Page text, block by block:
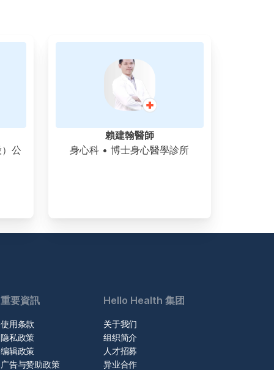
賴建翰醫師
身心科 • 博士身心醫學診所
公
重要資訊
使用条款
隐私政策
编辑政策
广告与赞助政策
Hello Health 集团
关于我们
组织简介
人才招募
异业合作